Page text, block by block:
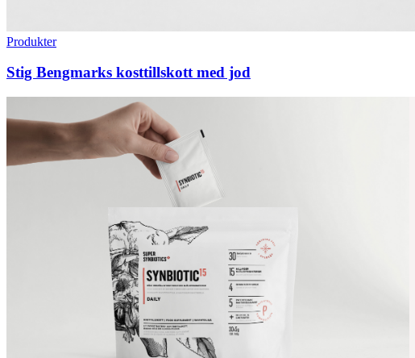
Produkter
​Stig Bengmarks kosttillskott med jod